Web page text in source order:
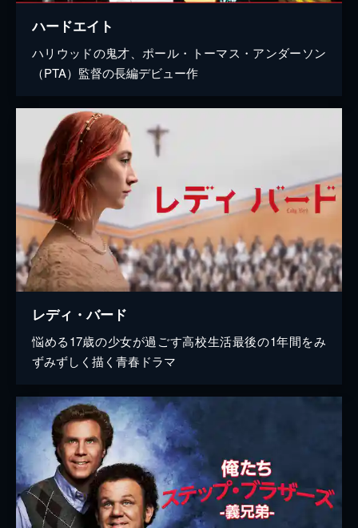
ハードエイト
ハリウッドの鬼才、ポール・トーマス・アンダーソン
（PTA）監督の長編デビュー作
レディ・バード
悩める17歳の少女が過ごす高校生活最後の1年間をみ
ずみずしく描く青春ドラマ